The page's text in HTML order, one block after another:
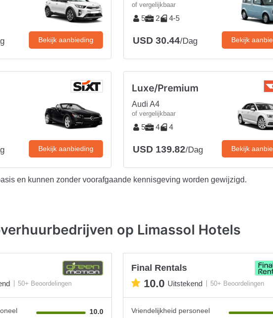
Bekijk aanbieding
of vergelijkbaar
5 2 4-5
USD 30.44/Dag Bekijk
Bekijk aanbieding
Luxe/Premium
Audi A4
of vergelijkbaar
5 4 4
USD 139.82/Dag Bekijk
en kunnen zonder voorafgaande kennisgeving worden gewijzigd.
op Limassol Hotels
50+ Beoordelingen
10.0
Final Rentals
10.0 Uitstekend 50+ Beoordelingen
Vriendelijkheid personeel